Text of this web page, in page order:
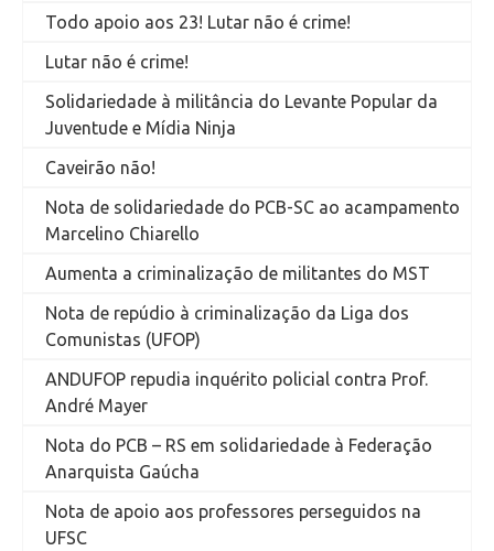
Todo apoio aos 23! Lutar não é crime!
Lutar não é crime!
Solidariedade à militância do Levante Popular da
Juventude e Mídia Ninja
Caveirão não!
Nota de solidariedade do PCB-SC ao acampamento
Marcelino Chiarello
Aumenta a criminalização de militantes do MST
Nota de repúdio à criminalização da Liga dos
Comunistas (UFOP)
ANDUFOP repudia inquérito policial contra Prof.
André Mayer
Nota do PCB – RS em solidariedade à Federação
Anarquista Gaúcha
Nota de apoio aos professores perseguidos na
UFSC